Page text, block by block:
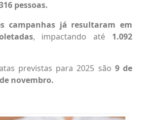
pessoas.
campanhas já resultaram em
, impactando até 1.092
previstas para 2025 são 9 de
novembro.